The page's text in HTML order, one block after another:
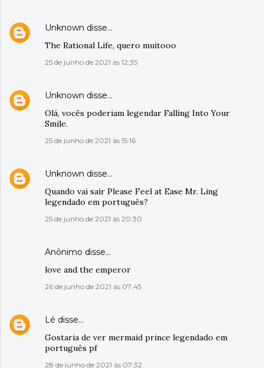
Unknown disse…
The Rational Life, quero muitooo
25 de junho de 2021 às 12:35
Unknown disse…
Olá, vocês poderiam legendar Falling Into Your
Smile.
25 de junho de 2021 às 15:16
Unknown disse…
Quando vai sair Please Feel at Ease Mr. Ling
legendado em português?
25 de junho de 2021 às 20:30
Anônimo disse…
love and the emperor
26 de junho de 2021 às 07:45
Lé disse…
Gostaria de ver mermaid prince legendado em
português pf
28 de junho de 2021 às 07:32